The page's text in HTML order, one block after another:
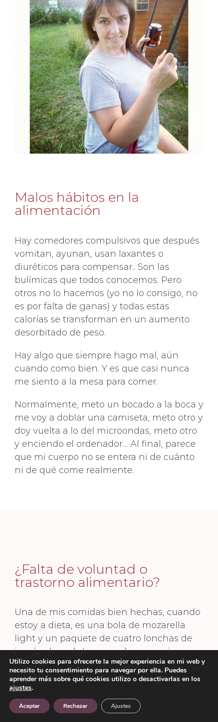
Malos hábitos en la
alimentación
Hay comedores compulsivos que después
vomitan, ayunan, usan laxantes o
diuréticos para compensar.. Son las
bulímicas que todos conocemos. Pero
otros no lo hacemos (yo no lo consigo, no
es por falta de ganas) y todas estas
calorías se transforman en un aumento
desorbitado de peso.
Hay algo que siempre hago mal, aún
cuando como bien. Y es que casi nunca
me siento a la mesa para comer.
Normalmente, meto un bocado a la boca y
me voy a doblar una camiseta, meto otro y
doy vuelta a lo del microondas, meto otro
y enciendo el ordenador… Al final, parece
que mi cuerpo no se entera ni de cuánto
ni de qué come realmente.
¿Falta de voluntad o
trastorno alimentario?
Una de mis comidas bien hechas, cuando
estoy a dieta, es una bola de mozarella
light y un paquete de cuatro lonchas de
jamón de york. Lo normal es que, sin
sentarme, escurra la mozarella y la pinche
con un tenedor y la vaya comiendo a
mordiscos, en plan troglodita,
alternándola con el york.
Utilizo cookies para ofrecerte la mejor experiencia en mi web y
necesito tu consentimiento para navegar por ella. Puedes
aprender más sobre qué cookies utilizo o desactivarlas en los
ajustes.
Aceptar Rechazar Ajustes